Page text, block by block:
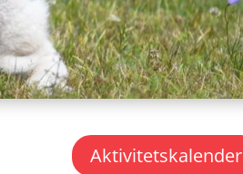
Aktivitetskalender